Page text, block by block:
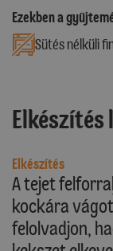
Ezekben a
Sütés nélküli
Elkészítés
Elkészítés
A tejet
kockára
felolvadjon,